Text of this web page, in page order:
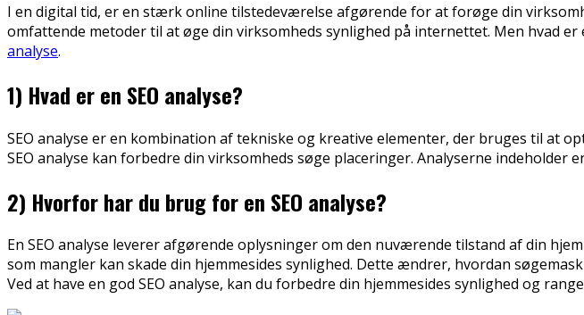
I en digital tid, er en stærk online tilstedeværelse afgørende for at forøge din
omfattende metoder til at øge din virksomheds synlighed på internettet. Men hvad er
analyse.
1) Hvad er en SEO analyse?
SEO analyse er en kombination af tekniske og kreative elementer, der bruges til at
SEO analyse kan forbedre din virksomheds søge placeringer. Analyserne
2) Hvorfor har du brug for en SEO analyse?
En SEO analyse leverer afgørende oplysninger om den nuværende tilstand af din
som mangler kan skade din hjemmesides synlighed. Dette ændrer, hvordan
Ved at have en god SEO analyse, kan du forbedre din hjemmesides synlighed og